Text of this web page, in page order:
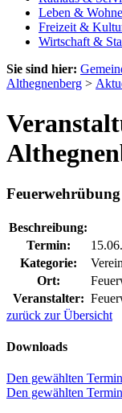
Leben &
Freizeit &
Wirtschaft &
Sie sind hier:
Althegnenberg >
Beschreibung:
Termin:
Kategorie:
Ort:
Veranstalter:
zurück zur Übersicht
Downloads
Den gewählten
Den gewählten